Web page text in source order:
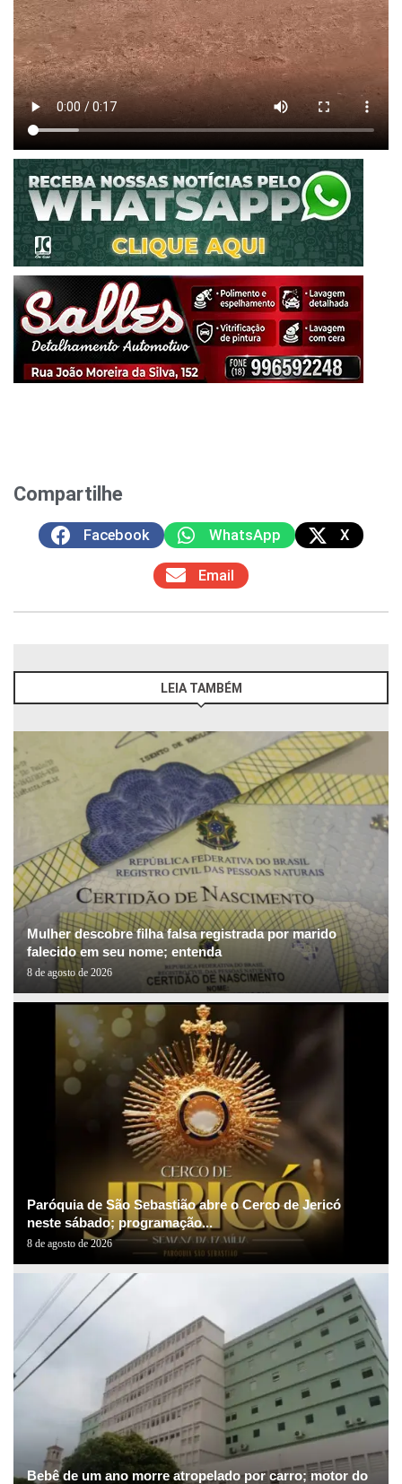
Compartilhe
Facebook WhatsApp X
Email
LEIA TAMBÉM
Mulher descobre filha falsa registrada por marido
falecido em seu nome; entenda
8 de agosto de 2026
Paróquia de São Sebastião abre o Cerco de Jericó
neste sábado; programação...
8 de agosto de 2026
Bebê de um ano morre atropelado por carro; motor do